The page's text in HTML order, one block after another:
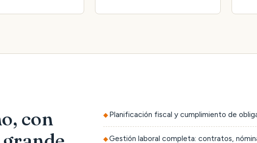
con
Planificación fiscal y cumplimiento de
Gestión laboral completa: contratos,